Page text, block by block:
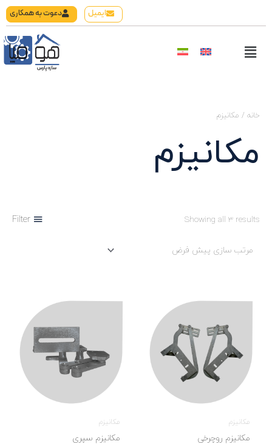
ایمیل دعوت به همکاری
Flyout
خانه / مکانیزم
مکانیزم
Showing all 3 results
Filter
مکانیزم
مکانیزم روچرخی
مکانیزم
مکانیزم سپری